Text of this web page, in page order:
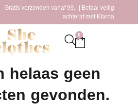
Gratis verzenden vanaf 99,- | Betaal veilig
achteraf met Klarna
0
“bruine blazer”
helaas geen
gevonden.